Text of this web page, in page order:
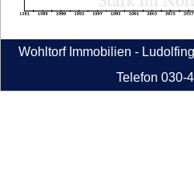
Wohltorf Immobilien -
Telefon 030-